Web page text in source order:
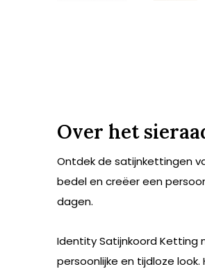
Over het
Ontdek de satijnkettingen
bedel en creëer een
dagen.
Identity Satijnkoord Ketting
persoonlijke en tijdloze